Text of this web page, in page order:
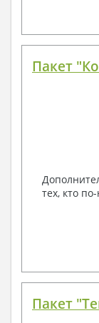
Пакет
тех, кто
Пакет